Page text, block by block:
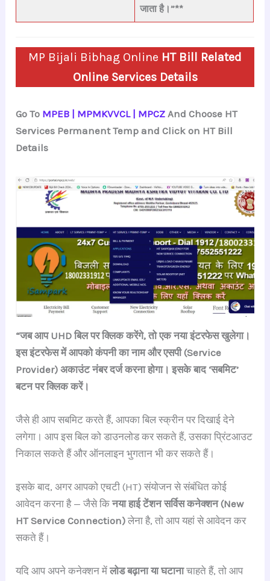
जाता है।”**
MP Bijali Bibhag Online HT Bill Related
Online Services Details
Go To MPEB | MPMKVVCL | MPCZ And Choose HT
Services Permanent Temp and Click on HT Bill
Details
“जब आप UHD बिल पर क्लिक करेंगे, तो एक नया इंटरफेस खुलेगा।
इस इंटरफेस में आपको कंपनी का नाम और एसपी (Service
Provider) अकाउंट नंबर दर्ज करना होगा। इसके बाद ‘सबमिट’
बटन पर क्लिक करें।
जैसे ही आप सबमिट करते हैं, आपका बिल स्क्रीन पर दिखाई देने
लगेगा। आप इस बिल को डाउनलोड कर सकते हैं, उसका प्रिंटआउट
निकाल सकते हैं और ऑनलाइन भुगतान भी कर सकते हैं।
इसके बाद, अगर आपको एचटी (HT) संयोजन से संबंधित कोई
आवेदन करना है — जैसे किनया हाई टेंशन सर्विस कनेक्शन (New
HT Service Connection) लेना है, तो आप यहां से आवेदन कर
सकते हैं।
यदि आप अपने कनेक्शन मेंलोड बढ़ाना या घटानाचाहते हैं, तो आप